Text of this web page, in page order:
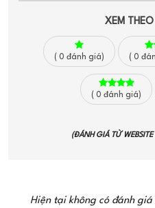
XEM
( 0 đánh giá) ( 0
( 0 đánh giá)
(ĐÁNH GIÁ TỪ WEBSITE
Hiện tại không có đánh